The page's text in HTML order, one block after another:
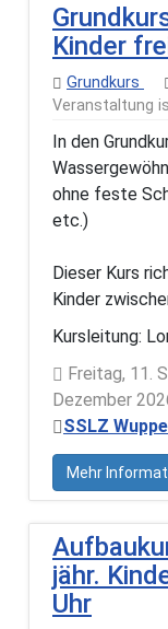
Kinder
Grundkurs
Veranstaltung
In den
ohne feste
etc.)
Dieser Kurs
Kinder
Kursleitung:
Freitag, 11.
Dezember
SSLZ
Mehr
jähr.
Uhr